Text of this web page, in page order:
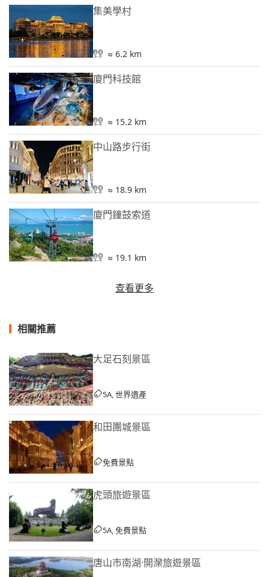
集美學村
≈ 6.2 km
廈門科技館
≈ 15.2 km
中山路步行街
≈ 18.9 km
廈門鐘鼓索道
≈ 19.1 km
查看更多
相關推薦
大足石刻景區
5A, 世界遺產
和田團城景區
免費景點
虎頭旅遊景區
5A, 免費景點
唐山市南湖·開灤旅遊景區